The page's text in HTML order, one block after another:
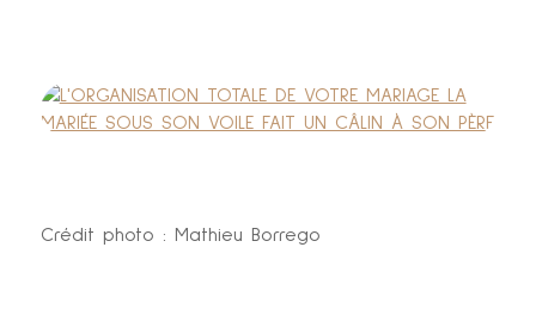
Crédit photo : Mathieu Borrego